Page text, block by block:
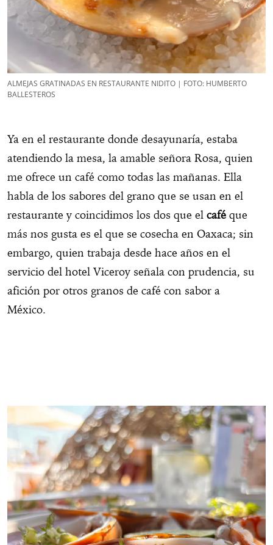
ALMEJAS GRATINADAS EN RESTAURANTE NIDITO | FOTO: HUMBERTO
BALLESTEROS
Ya en el restaurante donde desayunaría, estaba
atendiendo la mesa, la amable señora Rosa, quien
me ofrece un café como todas las mañanas. Ella
habla de los sabores del grano que se usan en el
restaurante y coincidimos los dos que el café que
más nos gusta es el que se cosecha en Oaxaca; sin
embargo, quien trabaja desde hace años en el
servicio del hotel Viceroy señala con prudencia, su
afición por otros granos de café con sabor a
México.